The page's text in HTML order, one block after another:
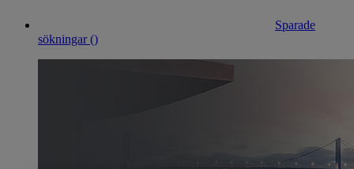
Sparade
sökningar ()